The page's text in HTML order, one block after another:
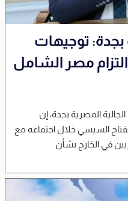
بجدة: توجيهات
مصر الشامل
المصرية بجدة، إن
السيسي خلال اجتماعه مع
في الخارج بشأن